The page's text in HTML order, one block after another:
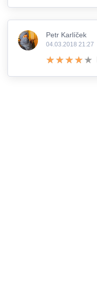
Petr Karlíček
04.03.2018 21:27